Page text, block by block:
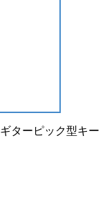
ターピック型キー